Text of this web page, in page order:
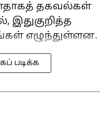
தகவல்கள்
இதுகுறித்த
எழுந்துள்ளன.
படிக்க